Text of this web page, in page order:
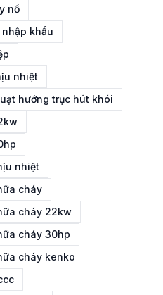
nổ
khẩu
nhiệt
hướng trục hút khói
nhiệt
cháy
cháy 22kw
cháy 30hp
cháy kenko